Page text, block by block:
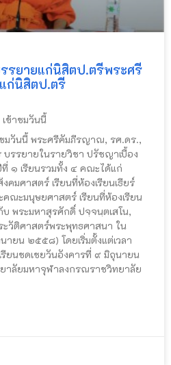
ยายแก่นิสิตป.ตรีพระศรี
ก่นิสิตป.ตรี
ข้าชมวันนี้
มวันนี้ พระศรีคัมภีรญาณ, รศ.ดร.,
รรยายในรายวิชา ปรัชญาเบื้อง
๑ เรียนรวมทั้ง ๔ คณะได้แก่
มศาสตร์ เรียนที่ห้องเรียนเธียร์
ณะมนุษยศาสตร์ เรียนที่ห้องเรียน
บ พระมหาสุรศักดิ์ ปจฺจนฺตเสโน,
วัติศาสตร์พระพุทธศาสนา ใน
ยน ๒๕๕๘) โดยเริ่มตั้งแต่เวลา
ยนชดเชยวันอังคารที่ ๙ มิถุนายน
าลัยมหาจุฬาลงกรณราชวิทยาลัย